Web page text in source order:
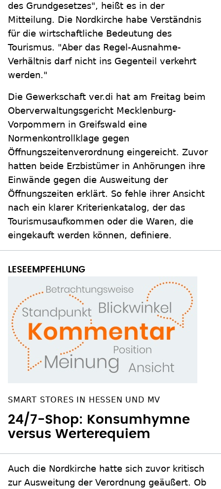
des Grundgesetzes", heißt es in der
Mitteilung. Die Nordkirche habe Verständnis
für die wirtschaftliche Bedeutung des
Tourismus. "Aber das Regel-Ausnahme-
Verhältnis darf nicht ins Gegenteil verkehrt
werden."
Die Gewerkschaft ver.di hat am Freitag beim
Oberverwaltungsgericht Mecklenburg-
Vorpommern in Greifswald eine
Normenkontrollklage gegen
Öffnungszeitenverordnung eingereicht. Zuvor
hatten beide Erzbistümer in Anhörungen ihre
Einwände gegen die Ausweitung der
Öffnungszeiten erklärt. So fehle ihrer Ansicht
nach ein klarer Kriterienkatalog, der das
Tourismusaufkommen oder die Waren, die
eingekauft werden können, definiere.
SMART STORES IN HESSEN UND MV
24/7-Shop: Konsumhymne
versus Werterequiem
Auch die Nordkirche hatte sich zuvor kritisch
zur Ausweitung der Verordnung geäußert. Ob